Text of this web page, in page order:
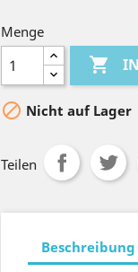
Menge

 Nicht auf Lager
Teilen
Beschreibung